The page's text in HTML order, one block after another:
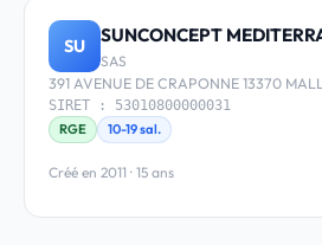
SU SUNCONCEPT
SAS
391 AVENUE DE CRAPONNE 13370
SIRET : 53010800000031
RGE
10-19 sal.
Créé en 2011 · 15 ans